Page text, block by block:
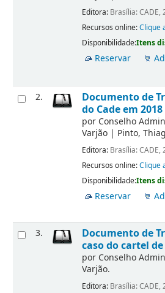
Editora: Brasília: CADE,
Recursos online:Clique
Disponibilidade:Itens
Reservar
2.
Documento de
do Cade em
por Conselho
Varjão | Pinto,
Editora: Brasília: CADE,
Recursos online:Clique
Disponibilidade:Itens
Reservar
3.
Documento de
caso do cartel
por Conselho
Varjão.
Editora: Brasília: CADE,